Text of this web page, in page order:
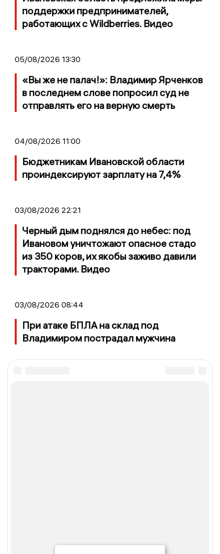
поддержки предпринимателей,
работающих с Wildberries. Видео
05/08/2026 13:30
«Вы же не палач!»: Владимир Ярченков
в последнем слове попросил суд не
отправлять его на верную смерть
04/08/2026 11:00
Бюджетникам Ивановской области
проиндексируют зарплату на 7,4%
03/08/2026 22:21
Черный дым поднялся до небес: под
Ивановом уничтожают опасное стадо
из 350 коров, их якобы заживо давили
тракторами. Видео
03/08/2026 08:44
При атаке БПЛА на склад под
Владимиром пострадал мужчина